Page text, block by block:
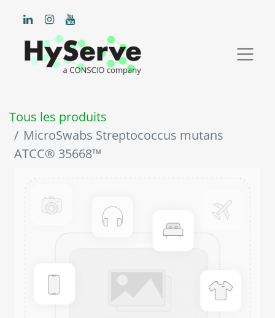
Tous les produits
MicroSwabs Streptococcus mutans
ATCC® 35668™